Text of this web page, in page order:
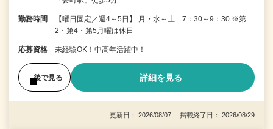
勤務時間
【曜日固定／週4～5日】 月・水～土 7：30～9：30 ※第
2・第4・第5月曜は休日
応募資格 未経験OK！中高年活躍中！
後で見る 詳細を見る
更新日： 2026/08/07 掲載終了日： 2026/08/29